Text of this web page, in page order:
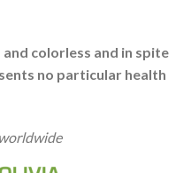
colorless and in spite
no particular health